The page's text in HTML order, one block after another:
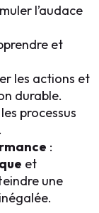
l’audace
et
les actions et
durable.
processus
:
et
une